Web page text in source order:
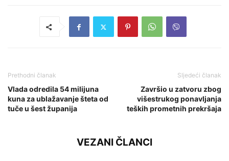
Prethodni članak
Vlada odredila 54 milijuna
kuna za ublažavanje šteta od
tuče u šest županija
Sljedeći članak
Završio u zatvoru zbog
višestrukog ponavljanja
teških prometnih prekršaja
VEZANI ČLANCI